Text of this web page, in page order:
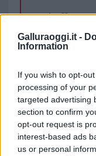
Galluraoggi.it -
Information
If you wish to opt-
processing of your
targeted advertising
section to confirm
opt-out request is
interest-based ads
us or personal
Puoi
sezione Login
cliccando
TEMI:
Notizie Gallura
Olbia Notizie
Condividi